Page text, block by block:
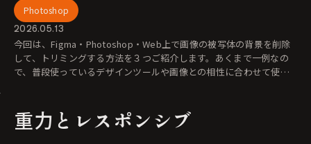
Photoshop
2026.05.13
今回は、Figma・Photoshop・Web上で画像の被写体の背景を削除
して、トリミングする方法を３つご紹介します。あくまで一例なの
で、普段使っているデザインツールや画像との相性に合わせて使い
重力とレスポンシブ